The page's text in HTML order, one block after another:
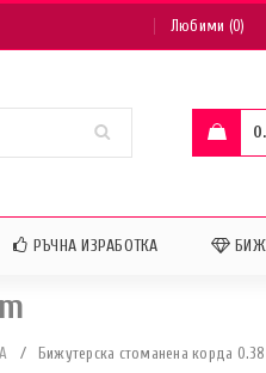
Любими (0)
РЪЧНА ИЗРАБОТКА
/ Бижутерска стоманена корда